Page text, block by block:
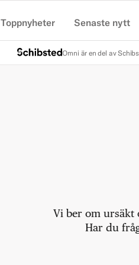
Toppnyheter Senaste nytt
Omni är en del av
Vi ber om ursäkt
Har du